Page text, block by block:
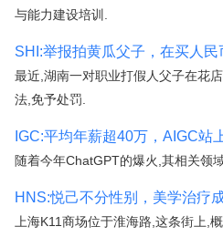
与能力建设培训.
SHI:举报拍黄瓜父子，在买人民
最近,湖南一对职业打假人父子在花
法,免予处罚.
IGC:平均年薪超40万，AIGC站
随着今年ChatGPT的爆火,其相关领
HNS:悦己不分性别，美学治疗
上海K11商场位于淮海路,这条街上,